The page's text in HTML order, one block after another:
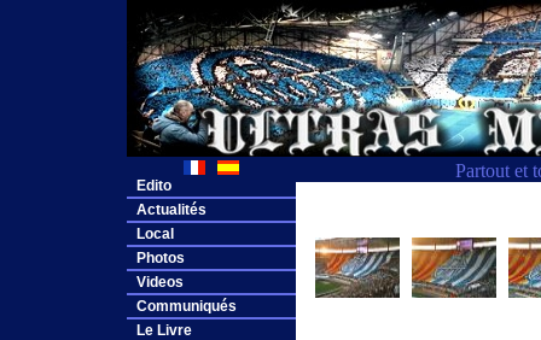
Partout et
Edito
Actualités
Local
Photos
Videos
Communiqués
Le Livre